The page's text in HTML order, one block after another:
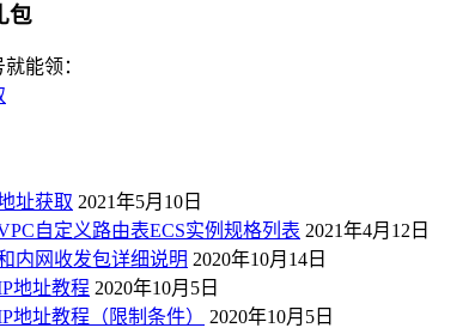
包
能领：
址获取 2021年5月10日
自定义路由表ECS实例规格列表 2021年4月12日
内网收发包详细说明 2020年10月14日
地址教程 2020年10月5日
地址教程（限制条件）
2020年10月5日